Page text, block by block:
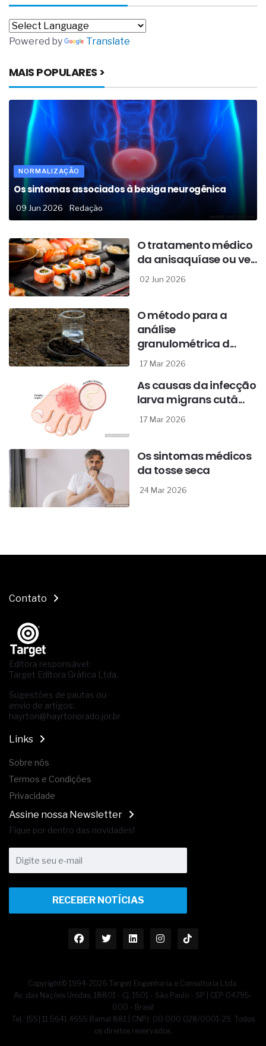
Powered by Translate
MAIS POPULARES >
NORMALIZAÇÃO
Os sintomas associados à bexiga neurogênica
09 Jun 2026 Redação
O tratamento médico
da anisaquíase ou ve...
02 Jun 2026
O método para a
análise
granulométrica d...
17 Mar 2026
As causas da infecção
larva migrans cutâ...
17 Mar 2026
Os sintomas médicos
da tosse seca
24 Mar 2026
Contato
Editora responsável:
Target Editora Gráfica Ltda.
Sugestões de pautas ou
envio de artigos:
hayrton@hayrtonprado.jor.br
Links
Sobre nós
Termos e Condições
Privacidade
Assine nossa Newsletter
Fique por dentro das novidades!
RECEBER NOTÍCIAS
Copyright© 1994-2026 Target Engenharia e Consultoria Ltda.
Av. das Nações Unidas, 18801 - Cj. 1501 - São Paulo - SP | CEP 04795-
000 - Brasil
Tel.: [55] 11 5641.4655 Ramal 881 | CNPJ: 00.000.028/0001-29. Todos
os direitos reservados.